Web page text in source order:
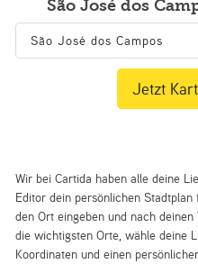
São José dos
Wir bei Cartida haben alle deine
Editor dein persönlichen
den Ort eingeben und nach
die wichtigsten Orte, wähle deine
Koordinaten und einen
Jetzt